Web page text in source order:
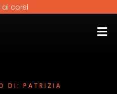
corsi
DI: PATRIZIA